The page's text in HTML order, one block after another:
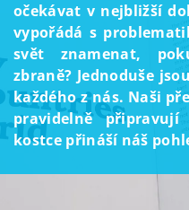
očekávat v nejbližší
vypořádá s
svět znamenat,
zbraně? Jednoduše
každého z nás. Naši
pravidelně
kostce přináší náš